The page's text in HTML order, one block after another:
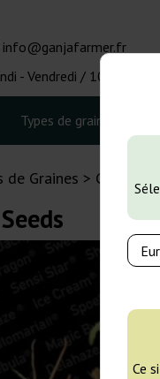
Ce
info@ganjafarmer.fr
- Vendredi / 10:00 -
Types de graines
de Graines Graines